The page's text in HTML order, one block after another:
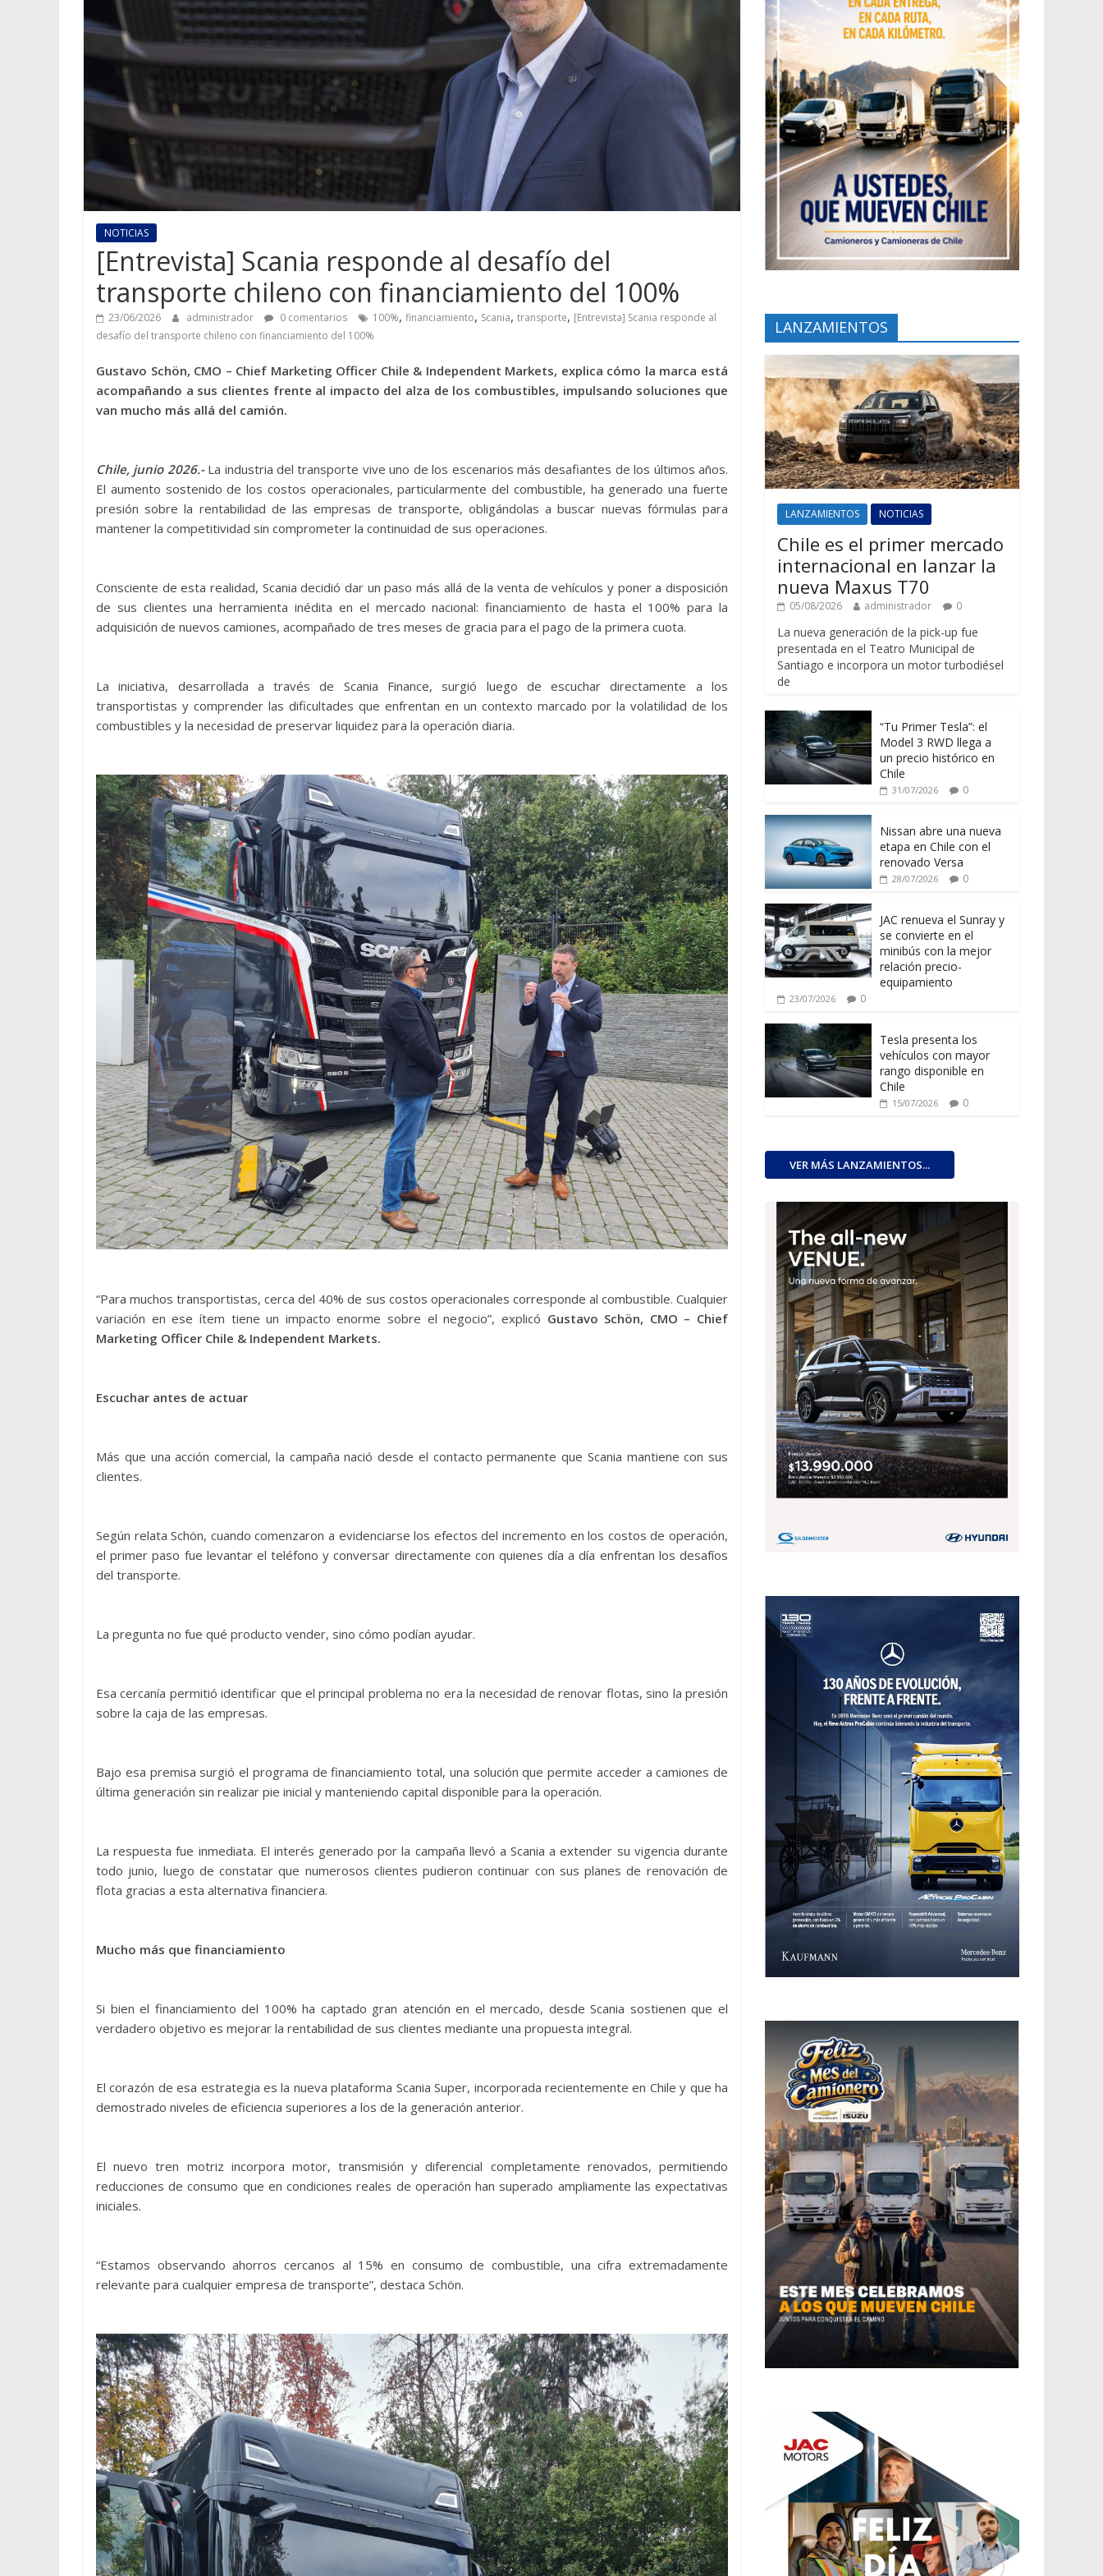
NOTICIAS
[Entrevista] Scania responde al desafío del
transporte chileno con financiamiento del 100%
23/06/2026 administrador 0 comentarios 100%, financiamiento, Scania, transporte, [Entrevista] Scania responde al
desafío del transporte chileno con financiamiento del 100%
Gustavo Schön, CMO – Chief Marketing Officer Chile & Independent Markets, explica cómo la marca está
acompañando a sus clientes frente al impacto del alza de los combustibles, impulsando soluciones que
van mucho más allá del camión.
Chile, junio 2026.- La industria del transporte vive uno de los escenarios más desafiantes de los últimos años.
El aumento sostenido de los costos operacionales, particularmente del combustible, ha generado una fuerte
presión sobre la rentabilidad de las empresas de transporte, obligándolas a buscar nuevas fórmulas para
mantener la competitividad sin comprometer la continuidad de sus operaciones.
Consciente de esta realidad, Scania decidió dar un paso más allá de la venta de vehículos y poner a disposición
de sus clientes una herramienta inédita en el mercado nacional: financiamiento de hasta el 100% para la
adquisición de nuevos camiones, acompañado de tres meses de gracia para el pago de la primera cuota.
La iniciativa, desarrollada a través de Scania Finance, surgió luego de escuchar directamente a los
transportistas y comprender las dificultades que enfrentan en un contexto marcado por la volatilidad de los
combustibles y la necesidad de preservar liquidez para la operación diaria.
“Para muchos transportistas, cerca del 40% de sus costos operacionales corresponde al combustible. Cualquier
variación en ese ítem tiene un impacto enorme sobre el negocio”, explicó Gustavo Schön, CMO – Chief
Marketing Officer Chile & Independent Markets.
Escuchar antes de actuar
Más que una acción comercial, la campaña nació desde el contacto permanente que Scania mantiene con sus
clientes.
Según relata Schön, cuando comenzaron a evidenciarse los efectos del incremento en los costos de operación,
el primer paso fue levantar el teléfono y conversar directamente con quienes día a día enfrentan los desafíos
del transporte.
La pregunta no fue qué producto vender, sino cómo podían ayudar.
Esa cercanía permitió identificar que el principal problema no era la necesidad de renovar flotas, sino la presión
sobre la caja de las empresas.
Bajo esa premisa surgió el programa de financiamiento total, una solución que permite acceder a camiones de
última generación sin realizar pie inicial y manteniendo capital disponible para la operación.
La respuesta fue inmediata. El interés generado por la campaña llevó a Scania a extender su vigencia durante
todo junio, luego de constatar que numerosos clientes pudieron continuar con sus planes de renovación de
flota gracias a esta alternativa financiera.
Mucho más que financiamiento
Si bien el financiamiento del 100% ha captado gran atención en el mercado, desde Scania sostienen que el
verdadero objetivo es mejorar la rentabilidad de sus clientes mediante una propuesta integral.
El corazón de esa estrategia es la nueva plataforma Scania Super, incorporada recientemente en Chile y que ha
demostrado niveles de eficiencia superiores a los de la generación anterior.
El nuevo tren motriz incorpora motor, transmisión y diferencial completamente renovados, permitiendo
reducciones de consumo que en condiciones reales de operación han superado ampliamente las expectativas
iniciales.
“Estamos observando ahorros cercanos al 15% en consumo de combustible, una cifra extremadamente
relevante para cualquier empresa de transporte”, destaca Schön.
LANZAMIENTOS
LANZAMIENTOS NOTICIAS
Chile es el primer mercado
internacional en lanzar la
nueva Maxus T70
05/08/2026 administrador 0
La nueva generación de la pick-up fue
presentada en el Teatro Municipal de
Santiago e incorpora un motor turbodiésel
de
“Tu Primer Tesla”: el
Model 3 RWD llega a
un precio histórico en
Chile
31/07/2026 0
Nissan abre una nueva
etapa en Chile con el
renovado Versa
28/07/2026 0
JAC renueva el Sunray y
se convierte en el
minibús con la mejor
relación precio-
equipamiento
23/07/2026 0
Tesla presenta los
vehículos con mayor
rango disponible en
Chile
15/07/2026 0
VER MÁS LANZAMIENTOS...